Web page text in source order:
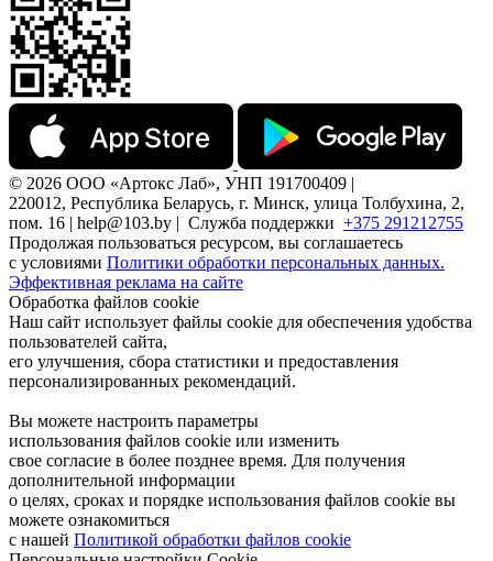
© 2026 ООО «Артокс Лаб», УНП 191700409 |
220012, Республика Беларусь, г. Минск, улица Толбухина, 2,
пом. 16 | help@103.by | Служба поддержки +375 291212755
Продолжая пользоваться ресурсом, вы соглашаетесь
с условиями Политики обработки персональных данных.
Эффективная реклама на сайте
Обработка файлов cookie
Наш сайт использует файлы cookie для обеспечения удобства
пользователей сайта,
его улучшения, сбора статистики и предоставления
персонализированных рекомендаций.
Вы можете настроить параметры
использования файлов cookie или изменить
свое согласие в более позднее время. Для получения
дополнительной информации
о целях, сроках и порядке использования файлов cookie вы
можете ознакомиться
с нашей Политикой обработки файлов cookie